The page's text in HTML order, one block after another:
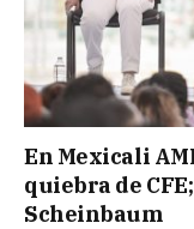
En Mexicali
quiebra de
Scheinbaum